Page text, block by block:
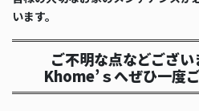
います。
ご不明な点などござ
Khome’ｓへぜひ一度